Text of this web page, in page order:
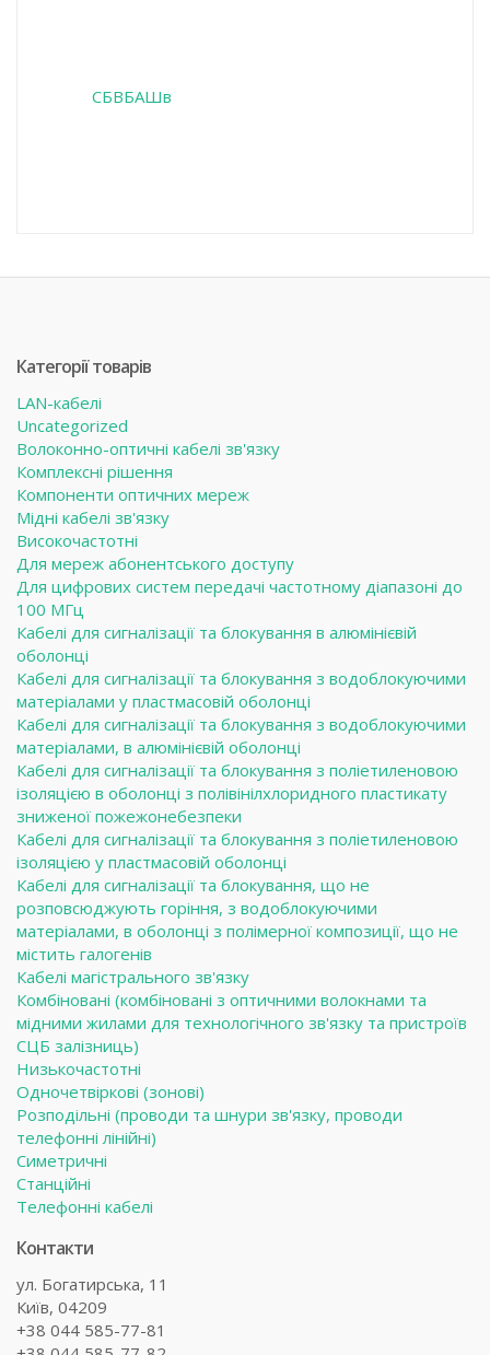
СБВБАШв
Категорії товарів
LAN-кабелі
Uncategorized
Волоконно-оптичні кабелі зв'язку
Комплексні рішення
Компоненти оптичних мереж
Мідні кабелі зв'язку
Високочастотні
Для мереж абонентського доступу
Для цифрових систем передачі частотному діапазоні до
100 МГц
Кабелі для сигналізації та блокування в алюмінієвій
оболонці
Кабелі для сигналізації та блокування з водоблокуючими
матеріалами у пластмасовій оболонці
Кабелі для сигналізації та блокування з водоблокуючими
матеріалами, в алюмінієвій оболонці
Кабелі для сигналізації та блокування з поліетиленовою
ізоляцією в оболонці з полівінілхлоридного пластикату
зниженої пожежонебезпеки
Кабелі для сигналізації та блокування з поліетиленовою
ізоляцією у пластмасовій оболонці
Кабелі для сигналізації та блокування, що не
розповсюджують горіння, з водоблокуючими
матеріалами, в оболонці з полімерної композиції, що не
містить галогенів
Кабелі магістрального зв'язку
Комбіновані (комбіновані з оптичними волокнами та
мідними жилами для технологічного зв'язку та пристроїв
СЦБ залізниць)
Низькочастотні
Одночетвіркові (зонові)
Розподільні (проводи та шнури зв'язку, проводи
телефонні лінійні)
Симетричні
Станційні
Телефонні кабелі
Контакти
ул. Богатирська, 11
Київ, 04209
+38 044 585-77-81